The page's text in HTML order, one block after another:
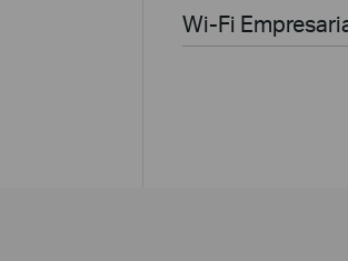
Wi-Fi